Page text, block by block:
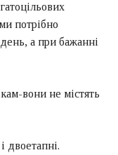
потрібно
а при бажанні
вони не містять
двоетапні.